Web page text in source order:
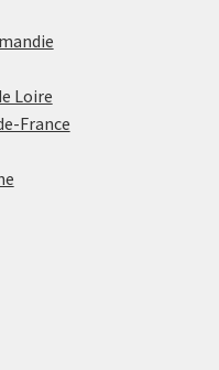
Loire
France